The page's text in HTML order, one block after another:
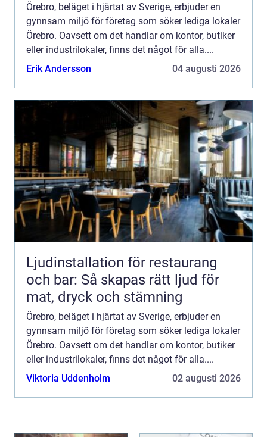
Örebro, beläget i hjärtat av Sverige, erbjuder en
gynnsam miljö för företag som söker lediga lokaler
Örebro. Oavsett om det handlar om kontor, butiker
eller industrilokaler, finns det något för alla....
Erik Andersson
04 augusti 2026
Ljudinstallation för restaurang
och bar: Så skapas rätt ljud för
mat, dryck och stämning
Örebro, beläget i hjärtat av Sverige, erbjuder en
gynnsam miljö för företag som söker lediga lokaler
Örebro. Oavsett om det handlar om kontor, butiker
eller industrilokaler, finns det något för alla....
Viktoria Uddenholm
02 augusti 2026